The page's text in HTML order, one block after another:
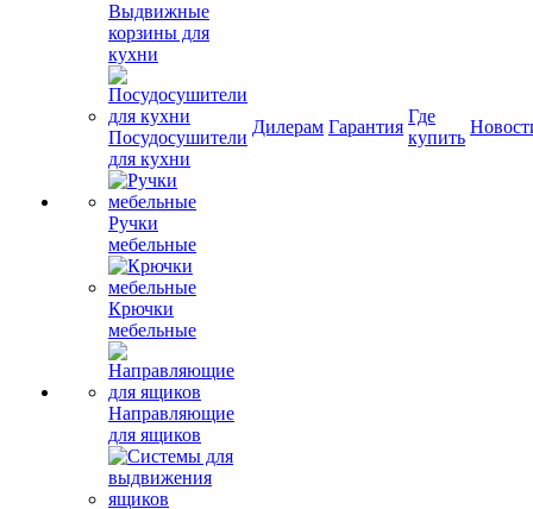
Выдвижные
корзины для
кухни
Посудосушители
для кухни
Ручки
мебельные
Крючки
мебельные
Направляющие
для ящиков
Дилерам Гарантия
Где
купить